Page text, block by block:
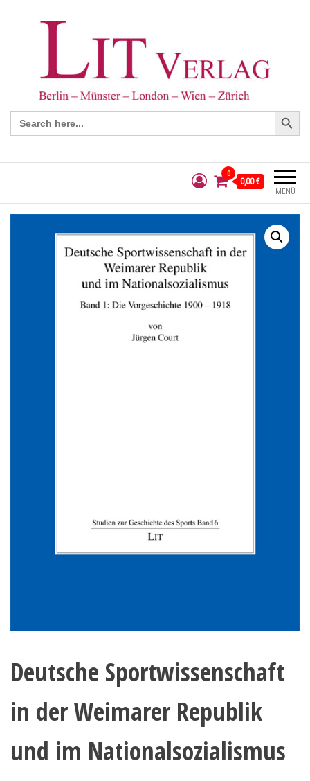
Search
for:
Search Button
MENÜ
0
0,00 €
Deutsche Sportwissenschaft
in der Weimarer Republik
und im Nationalsozialismus